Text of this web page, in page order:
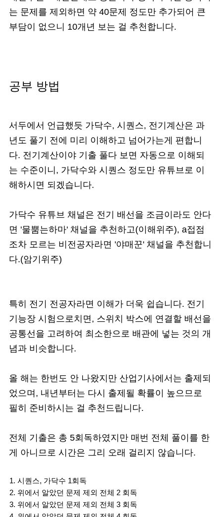
는 문제를 제외하면 약 40문제 정도만 추가되어 큰
부담이 없으니 10개년 보는 걸 추천합니다.
공부 방법
서두에서 언급했듯 가닥수, 시퀀스, 전기계산은 과
년도 풀기 전에 미리 이해하고 넘어가는게 편합니
다. 전기계산이야 기출 풀다 보면 자동으로 이해되
는 수준이니, 가닥수와 시퀀스 정도만 유튜브로 이
해하시면 되겠습니다.
가닥수 유튜브 채널은 전기 배선을 조금이라도 안다
면 '물뿜는하마' 채널을 추천하고(이해위주), a접점
조차 모르는 비전공자라면 '야매꾼' 채널을 추천합니
다.(암기위주)
특히 전기 전공자라면 이해가 더욱 쉽습니다. 전기
기능장 시험으로치면, 스위치 박스에 연결할 배선을
공통선을 고려하여 최소한으로 배관에 넣는 것의 개
념과 비슷합니다.
올 해는 한번도 안 나왔지만 산업기사에서는 출제되
었으며, 내년부터는 다시 출제될 확률이 높으므로
필히 준비하시는 걸 추천드립니다.
전체 기출은 총 5회독하였지만 매번 전체 풀이를 한
게 아니므로 시간은 그리 오래 걸리지 않습니다.
시퀀스, 가닥수 1회독
위에서 알았던 문제 제외 전체 2 회독
위에서 알았던 문제 제외 전체 3 회독